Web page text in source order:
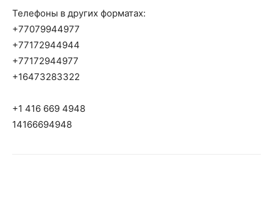
Телефоны в других форматах:
+77079944977
+77172944944
+77172944977
+16473283322
+1 416 669 4948
14166694948